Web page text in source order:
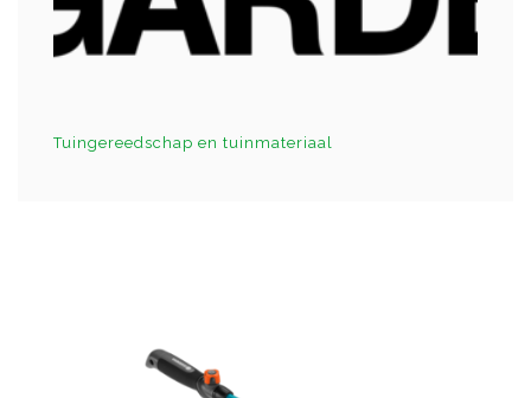
Tuingereedschap en tuinmateriaal